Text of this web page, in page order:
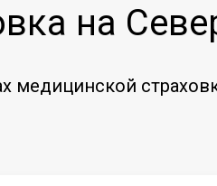
на
медицинской